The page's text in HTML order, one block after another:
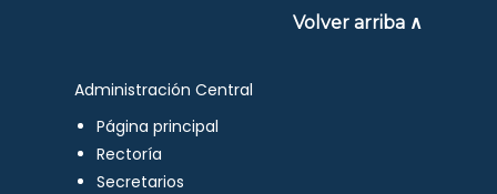
Volver arriba ∧
Administración Central
Página principal
Rectoría
Secretarios